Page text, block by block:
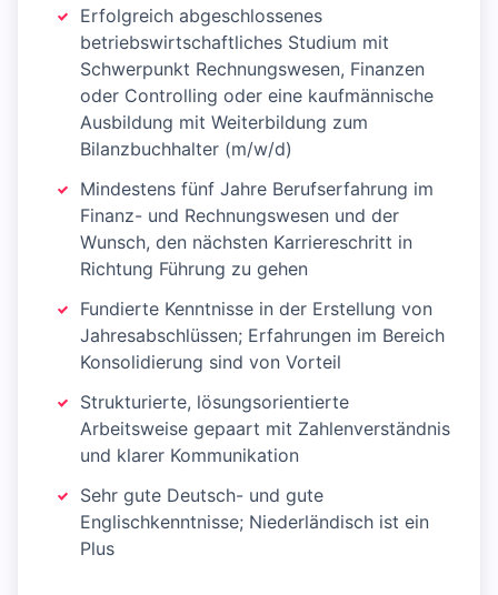
Erfolgreich abgeschlossenes
betriebswirtschaftliches Studium mit
Schwerpunkt Rechnungswesen, Finanzen
oder Controlling oder eine kaufmännische
Ausbildung mit Weiterbildung zum
Bilanzbuchhalter (m/w/d)
Mindestens fünf Jahre Berufserfahrung im
Finanz- und Rechnungswesen und der
Wunsch, den nächsten Karriereschritt in
Richtung Führung zu gehen
Fundierte Kenntnisse in der Erstellung von
Jahresabschlüssen; Erfahrungen im Bereich
Konsolidierung sind von Vorteil
Strukturierte, lösungsorientierte
Arbeitsweise gepaart mit Zahlenverständnis
und klarer Kommunikation
Sehr gute Deutsch- und gute
Englischkenntnisse; Niederländisch ist ein
Plus